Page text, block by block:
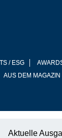
/ ESG
AUS DEM MAGAZIN
Aktuelle